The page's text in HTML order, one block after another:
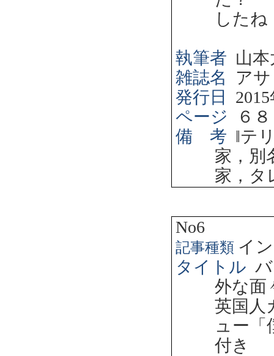
したね
執筆者 山
雑誌名
ア
発行日
2015
ページ
６
備 考 ‖テ
家，別
家，タ
No6
記事種類 イ
タイトル
外な面
英国
ュー「
付き